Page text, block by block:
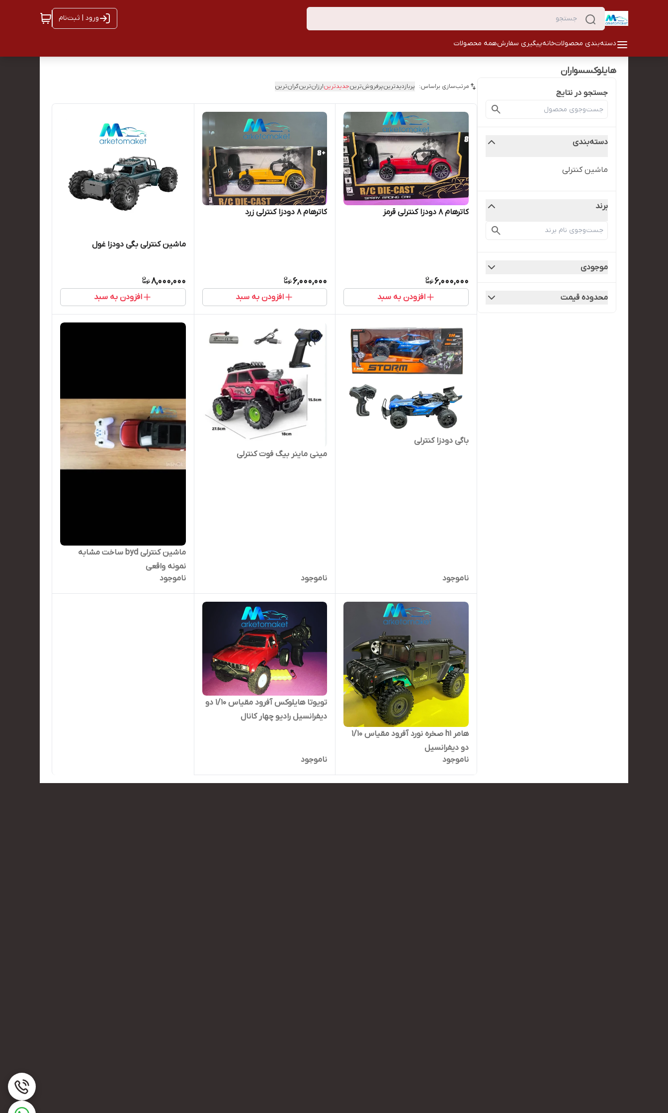
ورود | ثبت‌نام
دسته‌بندی محصولاتخانهپیگیری سفارشهمه محصولات
هایلوکسسواران
جستجو در نتایج
دسته‌بندی
ماشین کنترلی
برند
موجودی
محدوده قیمت
مرتب‌سازی براساس: پربازدیدترینپرفروش‌ترینجدیدترینارزان‌ترینگران‌ترین
کاترهام ۸ دودزا کنترلی قرمز
6,000,000
افزودن به سبد
کاترهام ۸ دودزا کنترلی زرد
6,000,000
افزودن به سبد
ماشین کنترلی بگی دودزا غول
8,000,000
افزودن به سبد
باگی دودزا کنترلی
ناموجود
مینی ماینر بیگ فوت کنترلی
ناموجود
ماشین کنترلی byd ساخت مشابه
نمونه واقعی
ناموجود
هامر h1 صخره نورد آفرود مقیاس ۱/۱۰
دو دیفرانسیل
ناموجود
تویوتا هایلوکس آفرود مقیاس ۱/۱۰ دو
دیفرانسیل رادیو چهار کانال
ناموجود